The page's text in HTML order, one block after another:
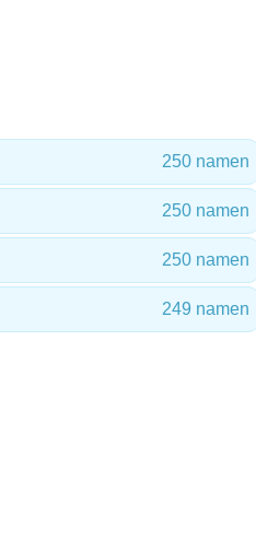
250 namen
250 namen
250 namen
249 namen